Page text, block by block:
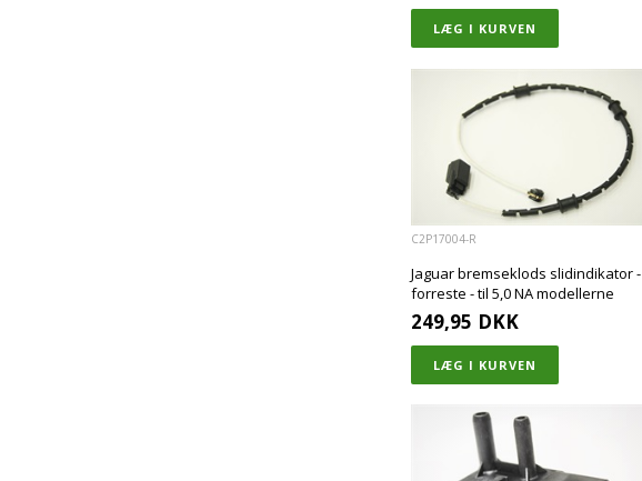
C2P17004-R
Jaguar bremseklods slidindikator -
forreste - til 5,0 NA modellerne
249,95 DKK